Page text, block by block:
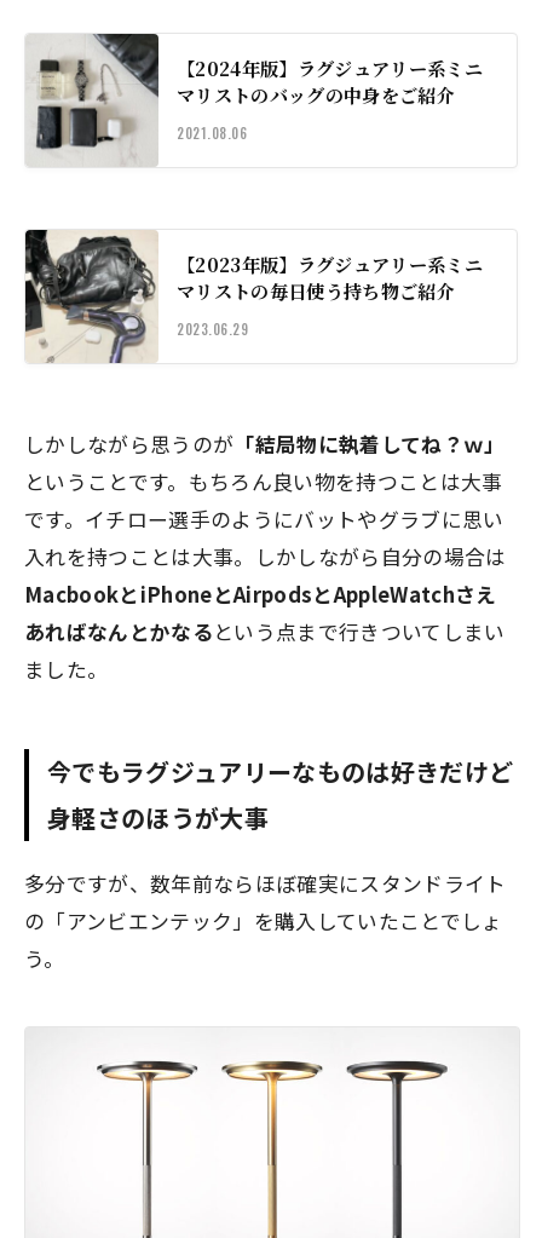
【2024年版】ラグジュアリー系ミニ
マリストのバッグの中身をご紹介
2021.08.06
【2023年版】ラグジュアリー系ミニ
マリストの毎日使う持ち物ご紹介
2023.06.29
しかしながら思うのが 「結局物に執着してね？ｗ」
ということです。もちろん良い物を持つことは大事
です。イチロー選手のようにバットやグラブに思い
入れを持つことは大事。しかしながら自分の場合は
MacbookとiPhoneとAirpodsとAppleWatchさえ
あればなんとかなるという点まで行きついてしまい
ました。
今でもラグジュアリーなものは好きだけど
身軽さのほうが大事
多分ですが、数年前ならほぼ確実にスタンドライト
の「アンビエンテック」を購入していたことでしょ
う。